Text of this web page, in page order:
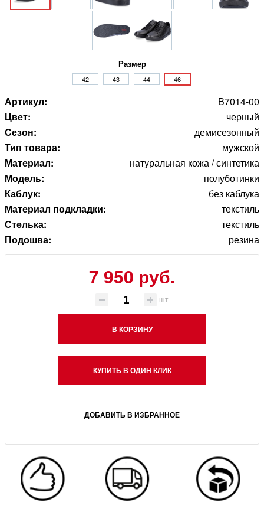
Размер
42 43 44 46
Артикул:
B7014-00
Цвет:
черный
Сезон:
демисезонный
Тип товара:
мужской
Материал:
натуральная кожа / синтетика
Модель:
полуботинки
Каблук:
без каблука
Материал подкладки:
текстиль
Стелька:
текстиль
Подошва:
резина
7 950 руб.
шт
В КОРЗИНУ
КУПИТЬ В ОДИН КЛИК
ДОБАВИТЬ В ИЗБРАННОЕ